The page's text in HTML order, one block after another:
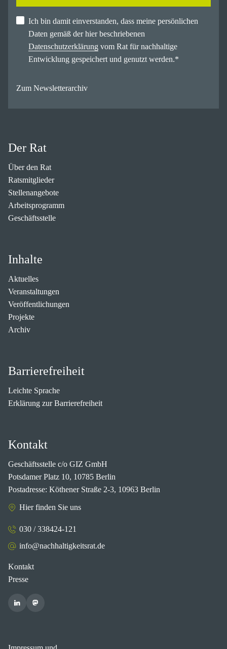
Ich bin damit einverstanden, dass meine persönlichen
Daten gemäß der hier beschriebenen
Datenschutzerklärung vom Rat für nachhaltige
Entwicklung gespeichert und genutzt werden.*
Zum Newsletterarchiv
Der Rat
Über den Rat
Ratsmitglieder
Stellenangebote
Arbeitsprogramm
Geschäftsstelle
Inhalte
Aktuelles
Veranstaltungen
Veröffentlichungen
Projekte
Archiv
Barrierefreiheit
Leichte Sprache
Erklärung zur Barrierefreiheit
Kontakt
Geschäftsstelle c/o GIZ GmbH
Potsdamer Platz 10, 10785 Berlin
Postadresse: Köthener Straße 2-3, 10963 Berlin
Hier finden Sie uns
030 / 338424-121
info@nachhaltigkeitsrat.de
Kontakt
Presse